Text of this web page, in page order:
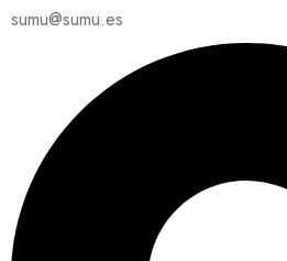
sumu@sumu.es